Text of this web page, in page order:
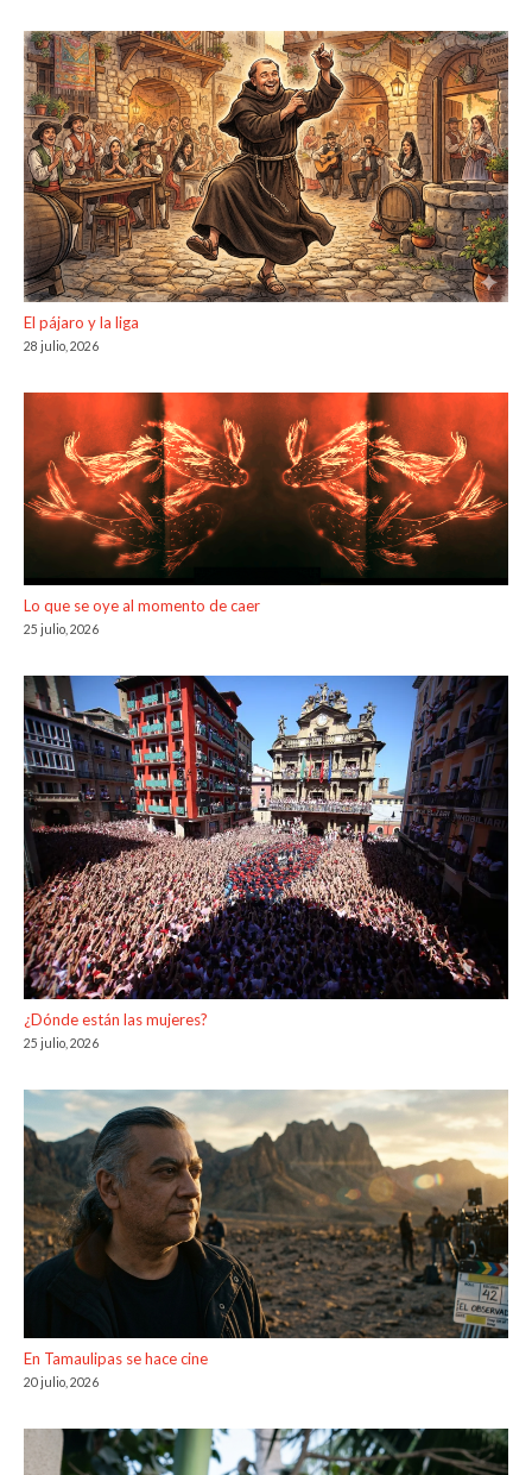
El pájaro y la liga
28 julio, 2026
Lo que se oye al momento de caer
25 julio, 2026
¿Dónde están las mujeres?
25 julio, 2026
En Tamaulipas se hace cine
20 julio, 2026